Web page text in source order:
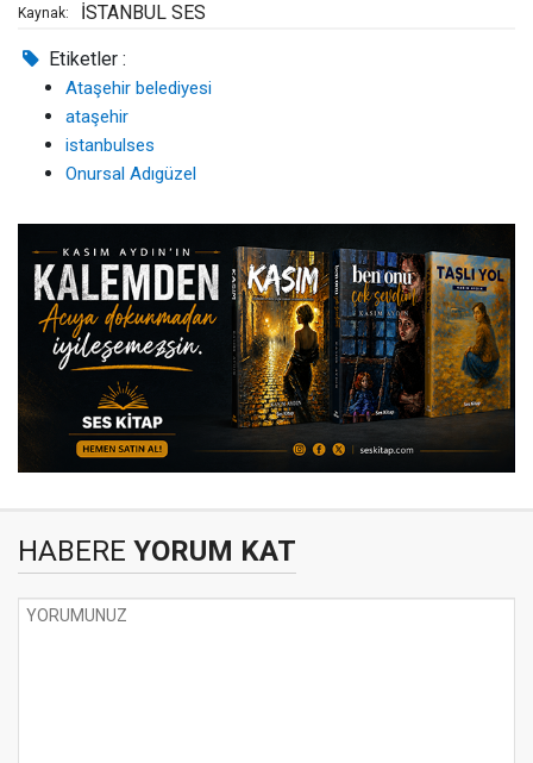
Kaynak: İSTANBUL SES
Etiketler :
Ataşehir belediyesi
ataşehir
istanbulses
Onursal Adıgüzel
HABERE YORUM KAT